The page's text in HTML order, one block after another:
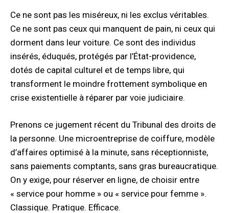
Ce ne sont pas les miséreux, ni les exclus véritables.
Ce ne sont pas ceux qui manquent de pain, ni ceux qui
dorment dans leur voiture. Ce sont des individus
insérés, éduqués, protégés par l’État-providence,
dotés de capital culturel et de temps libre, qui
transforment le moindre frottement symbolique en
crise existentielle à réparer par voie judiciaire.
Prenons ce jugement récent du Tribunal des droits de
la personne. Une microentreprise de coiffure, modèle
d’affaires optimisé à la minute, sans réceptionniste,
sans paiements comptants, sans gras bureaucratique.
On y exige, pour réserver en ligne, de choisir entre
« service pour homme » ou « service pour femme ».
Classique. Pratique. Efficace.